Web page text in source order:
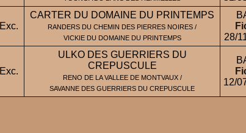
Exc.
CARTER DU DOMAINE DU PRINTEMPS
RANDERS DU CHEMIN DES PIERRES NOIRES /
VICKIE DU DOMAINE DU PRINTEMPS
28/
Exc.
ULKO DES GUERRIERS DU
CREPUSCULE
RENO DE LA VALLEE DE MONTVAUX /
SAVANNE DES GUERRIERS DU CREPUSCULE
12/